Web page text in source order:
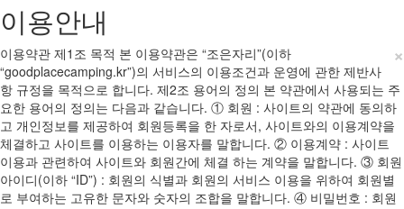
이용안내
×
이용약관 제1조 목적 본 이용약관은 “조은자리”(이하
“goodplacecamping.kr”)의 서비스의 이용조건과 운영에 관한 제반사
항 규정을 목적으로 합니다. 제2조 용어의 정의 본 약관에서 사용되는 주
요한 용어의 정의는 다음과 같습니다. ① 회원 : 사이트의 약관에 동의하
고 개인정보를 제공하여 회원등록을 한 자로서, 사이트와의 이용계약을
체결하고 사이트를 이용하는 이용자를 말합니다. ② 이용계약 : 사이트
이용과 관련하여 사이트와 회원간에 체결 하는 계약을 말합니다. ③ 회원
아이디(이하 “ID”) : 회원의 식별과 회원의 서비스 이용을 위하여 회원별
로 부여하는 고유한 문자와 숫자의 조합을 말합니다. ④ 비밀번호 : 회원